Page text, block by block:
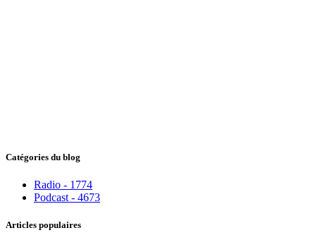
Catégories du blog
Radio - 1774
Podcast - 4673
Articles populaires